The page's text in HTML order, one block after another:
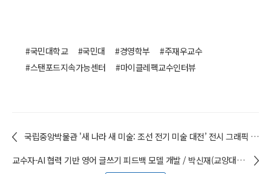
#국민대학교 #국민대 #경영학부
#주재우교수
#스탠포드지속가능센터
#마이클레펙교수인터뷰
국립중앙박물관 '새 나라 새 미술: 조선 전기 미술 대전’ 전시 그래픽 진행 / 정진열(AI디자인학과) 교수
교수자-AI 협력 기반 영어 글쓰기 피드백 모델 개발 / 박신재(교양대학) 교수